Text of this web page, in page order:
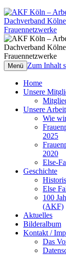
AKF Köln
Menü Zum Inhalt
Home
Unsere
Unsere Arbeit
Wie
2025
2020
Else-
Geschichte
Else
100
(AKF)
Aktuelles
Bilderalbum
Kontakt /
Das